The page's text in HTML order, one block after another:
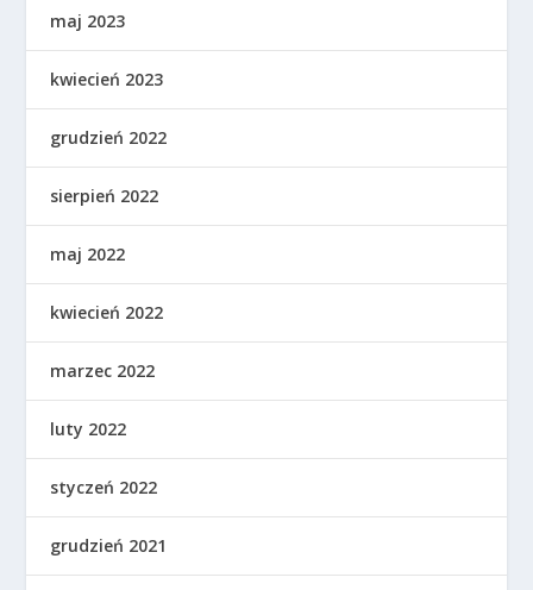
maj 2023
kwiecień 2023
grudzień 2022
sierpień 2022
maj 2022
kwiecień 2022
marzec 2022
luty 2022
styczeń 2022
grudzień 2021